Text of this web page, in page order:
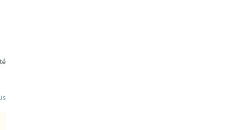
vie, aménagement de proximité